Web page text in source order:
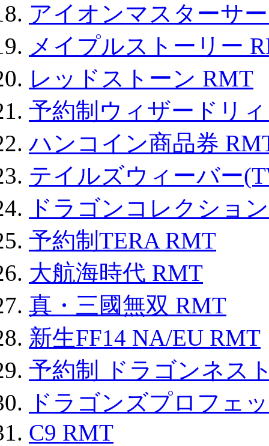
アイオンマスターサ
メイプルストーリー
レッドストーン RMT
予約制ウィザードリ
ハンコイン商品券
テイルズウィーバー
ドラゴンコレクショ
予約制TERA RMT
大航海時代 RMT
真・三國無双 RMT
新生FF14 NA/EU RMT
予約制 ドラゴンネス
ドラゴンズプロフェ
C9 RMT